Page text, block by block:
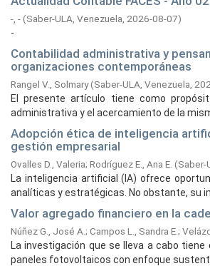
-, -(Saber-ULA, Venezuela, 2026-08-07)
-
Contabilidad administrativa y
organizaciones contemporáneas
Rangel V., Solmary(Saber-ULA, Venezuela,
El presente artículo tiene como
administrativa y el acercamiento de la
Adopción ética de inteligencia
gestión empresarial
Ovalles D., Valeria; Rodríguez E., Ana E. (Saber-
La inteligencia artificial (IA) ofrece
analíticas y estratégicas. No obstante, su
Valor agregado financiero en la
Núñez G., José A. ; Campos L., Sandra E.;
La investigación que se lleva a cabo
paneles fotovoltaicos con enfoque